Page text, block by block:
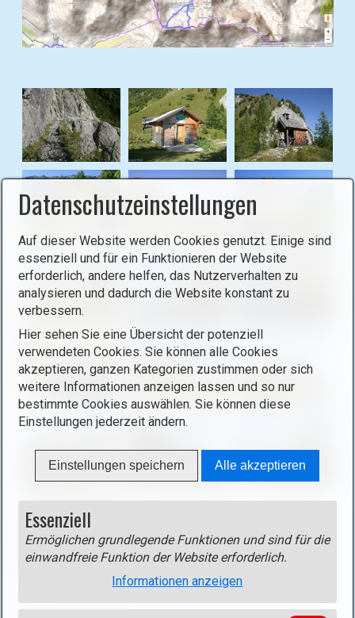
i
g
h
b
o
x
ö
f
f
n
e
n
(
o
p
n
i
m
a
g
e
i
n
l
i
h
t
b
o
l
d
i
n
L
g
t
b
o
f
f
e
n
o
p
m
g
e
Track als gpx-Datei(rechte Maustaste - Ziel speichern
Datenschutzeinstellungen
Auf dieser Website werden Cookies genutzt. Einige sind
essenziell und für ein Funktionieren der Website
erforderlich, andere helfen, das Nutzerverhalten zu
analysieren und dadurch die Website konstant zu
verbessern.
Hier sehen Sie eine Übersicht der potenziell
verwendeten Cookies. Sie können alle Cookies
akzeptieren, ganzen Kategorien zustimmen oder sich
weitere Informationen anzeigen lassen und so nur
bestimmte Cookies auswählen. Sie können diese
Einstellungen jederzeit ändern.
Einstellungen speichern Alle akzeptieren
Essenziell
Ermöglichen grundlegende Funktionen und sind für die
einwandfreie Funktion der Website erforderlich.
Informationen anzeigen